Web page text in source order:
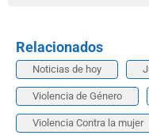
Relacionados
Noticias de hoy
Violencia de Género
Violencia Contra la mujer